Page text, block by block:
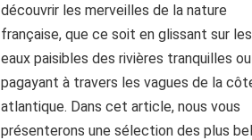
découvrir les merveilles de la nature
française, que ce soit en glissant sur les
eaux paisibles des rivières tranquilles
pagayant à travers les vagues de la
atlantique. Dans cet article, nous vous
présenterons une sélection des plus